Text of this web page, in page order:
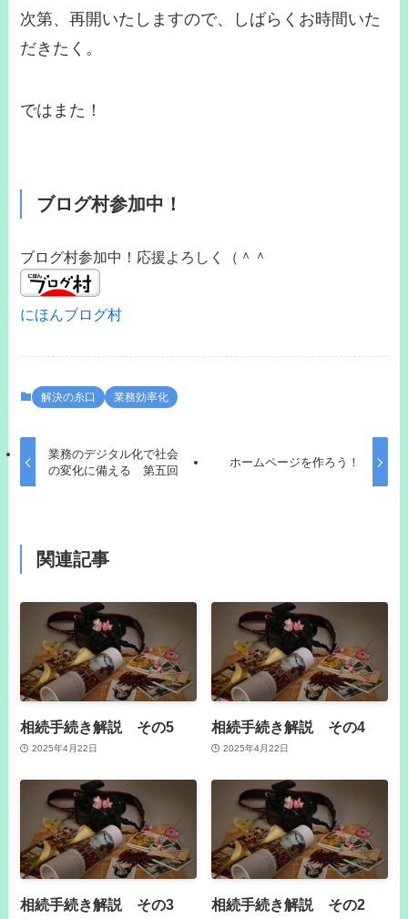
次第、再開いたしますので、しばらくお時間いた
だきたく。
ではまた！
ブログ村参加中！
ブログ村参加中！応援よろしく（＾＾
にほんブログ村
解決の糸口 業務効率化
業務のデジタル化で社会
の変化に備える 第五回
ホームページを作ろう！
関連記事
相続手続き解説 その5
2025年4月22日
相続手続き解説 その4
2025年4月22日
相続手続き解説 その3 相続手続き解説 その2